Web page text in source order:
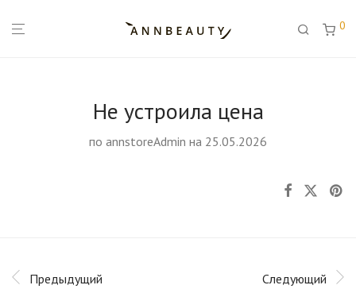
0
Не устроила цена
по annstoreAdmin на 25.05.2026
Предыдущий Следующий